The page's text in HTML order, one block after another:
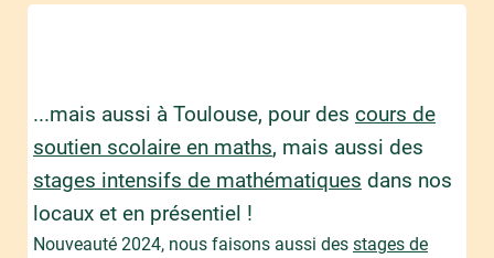
...mais aussi à Toulouse, pour des cours de
soutien scolaire en maths, mais aussi des
stages intensifs de mathématiques dans nos
locaux et en présentiel !
Nouveauté 2024, nous faisons aussi des stages de